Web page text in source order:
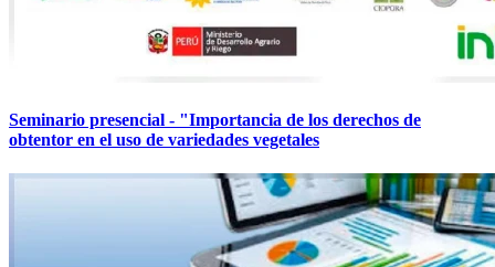
Seminario presencial - "Importancia de los derechos de
obtentor en el uso de variedades vegetales